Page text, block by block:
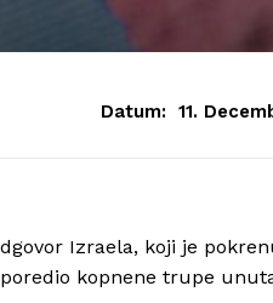
Datum: 11.
Izraela, koji je
kopnene trupe